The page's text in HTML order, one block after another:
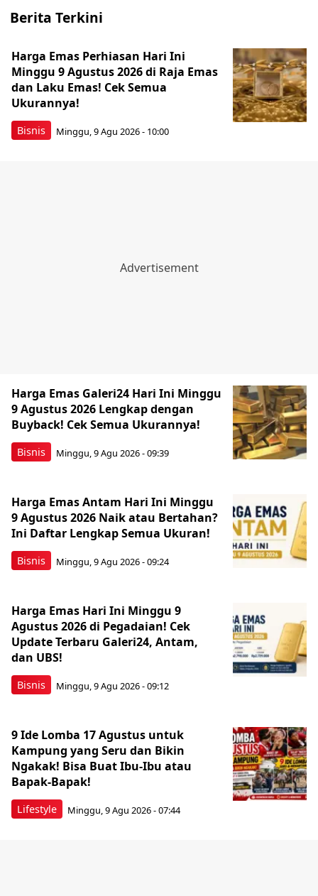
Berita Terkini
Bisnis
Harga Emas Perhiasan Hari Ini
Minggu 9 Agustus 2026 di Raja Emas
dan Laku Emas! Cek Semua
Ukurannya!
Minggu, 9 Agu 2026 - 10:00
Bisnis
Harga Emas Galeri24 Hari Ini Minggu
9 Agustus 2026 Lengkap dengan
Buyback! Cek Semua Ukurannya!
Minggu, 9 Agu 2026 - 09:39
Bisnis
Harga Emas Antam Hari Ini Minggu
9 Agustus 2026 Naik atau Bertahan?
Ini Daftar Lengkap Semua Ukuran!
Minggu, 9 Agu 2026 - 09:24
Bisnis
Harga Emas Hari Ini Minggu 9
Agustus 2026 di Pegadaian! Cek
Update Terbaru Galeri24, Antam,
dan UBS!
Minggu, 9 Agu 2026 - 09:12
Lifestyle
9 Ide Lomba 17 Agustus untuk
Kampung yang Seru dan Bikin
Ngakak! Bisa Buat Ibu-Ibu atau
Bapak-Bapak!
Minggu, 9 Agu 2026 - 07:44